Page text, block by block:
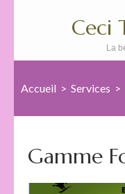
Ceci
La
Accueil > Services >
Gamme